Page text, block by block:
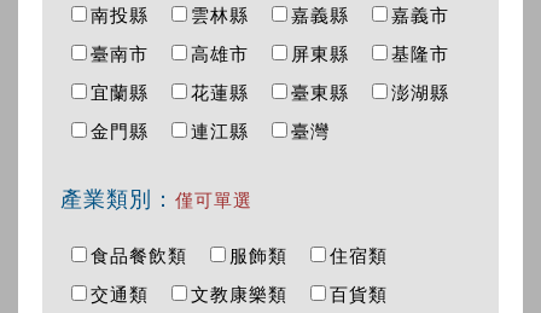
南投縣
雲林縣 嘉義縣
嘉義市
臺南市
高雄市 屏東縣
基隆市
宜蘭縣
花蓮縣 臺東縣
澎湖縣
金門縣
連江縣 臺灣
產業類別： 僅可單選
食品餐飲類 服飾類
住宿類
交通類
文教康樂類
百貨類